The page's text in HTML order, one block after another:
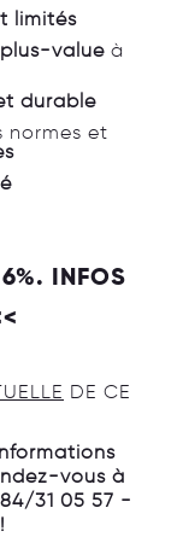
limités
valueà
durable
normes et
INFOS
DE CE
vous à
31 05 57 -
!